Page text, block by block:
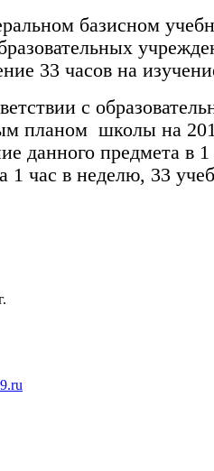
базисном
33 часов на
с
планом школы на
данного предмета в
1 час в неделю, 33